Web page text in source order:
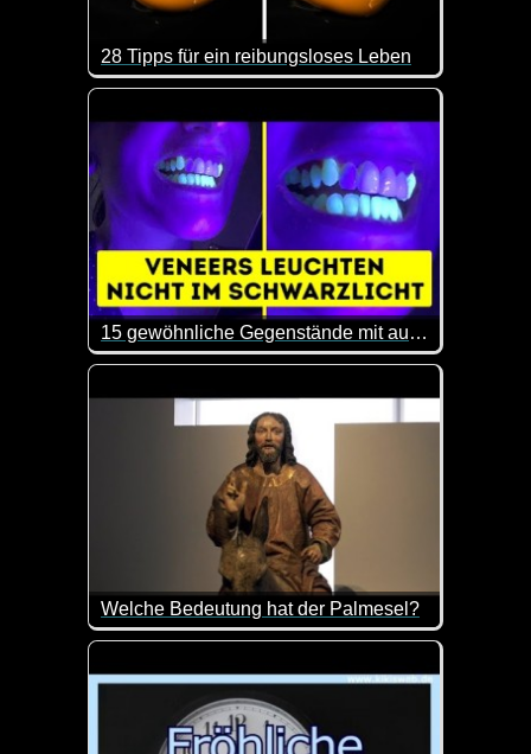
28 Tipps für ein reibungsloses Leben
Das sind doch mal wieder ein paar interessante
15 gewöhnliche Gegenstände mit außergewöhnlichen Eigenschaften
Hier erhältst du mal wieder ein paar interessante
Welche Bedeutung hat der Palmesel?
Osterhasen, Osterlämmer, Hühner, die Ostereier
Heute kennen wir den Palmesel meist in